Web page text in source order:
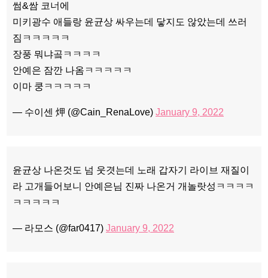
썸&쌈 코너에
미키광수 애들랑 윤균상 싸우는데 닿지도 않았는데 쓰러
짐ㅋㅋㅋㅋㅋ
장풍 뭐냐곸ㅋㅋㅋㅋ
안예은 잠깐 나옴ㅋㅋㅋㅋㅋ
이마 쿵ㅋㅋㅋㅋㅋ
— 수이센 炠 (@Cain_RenaLove) January 9, 2022
윤균상 나온것도 넘 웃겻는데 노래 갑자기 라이브 재질이
라 고개들어보니 안예은님 진짜 나온거 개놀랏성ㅋㅋㅋㅋ
ㅋㅋㅋㅋㅋ
— 라모스 (@far0417) January 9, 2022